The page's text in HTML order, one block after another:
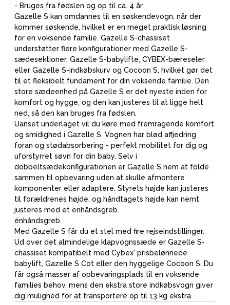
- Bruges fra fødslen og op til ca. 4 år.
Gazelle S kan omdannes til en søskendevogn, når der
kommer søskende, hvilket er en meget praktisk løsning
for en voksende familie. Gazelle S-chassiset
understøtter flere konfigurationer med Gazelle S-
sædesektioner, Gazelle S-babylifte, CYBEX-bæreseler
eller Gazelle S-indkøbskurv og Cocoon S, hvilket gør det
til et fleksibelt fundament for din voksende familie. Den
store sædeenhed på Gazelle S er det nyeste inden for
komfort og hygge, og den kan justeres til at ligge helt
ned, så den kan bruges fra fødslen.
Uanset underlaget vil du køre med fremragende komfort
og smidighed i Gazelle S. Vognen har blød affjedring
foran og stødabsorbering - perfekt mobilitet for dig og
uforstyrret søvn for din baby. Selv i
dobbeltsædekonfigurationen er Gazelle S nem at folde
sammen til opbevaring uden at skulle afmontere
komponenter eller adaptere. Styrets højde kan justeres
til forældrenes højde, og håndtagets højde kan nemt
justeres med et enhåndsgreb.
énhåndsgreb.
Med Gazelle S får du et stel med fire rejseindstillinger.
Ud over det almindelige klapvognssæde er Gazelle S-
chassiset kompatibelt med Cybex' prisbelønnede
babylift, Gazelle S Cot eller den hyggelige Cocoon S. Du
får også masser af opbevaringsplads til en voksende
families behov, mens den ekstra store indkøbsvogn giver
dig mulighed for at transportere op til 13 kg ekstra.